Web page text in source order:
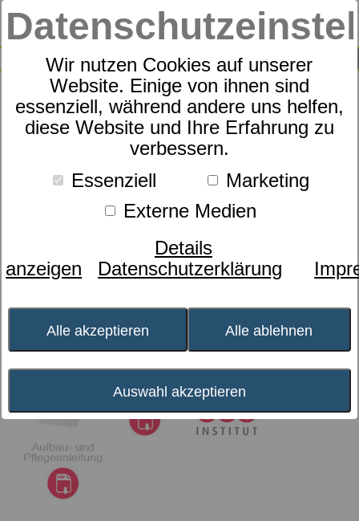
Wir nutzen Cookies auf unserer
Website. Einige von ihnen sind
essenziell, während andere uns helfen,
diese Website und Ihre Erfahrung zu
verbessern.
Essenziell
Marketing
Externe Medien
Details
anzeigen
Datenschutzerklärung
Alle akzeptieren Alle ablehnen
Auswahl akzeptieren
SUCHE
0
Zudecke
dormabell active air - Faser,
Solo